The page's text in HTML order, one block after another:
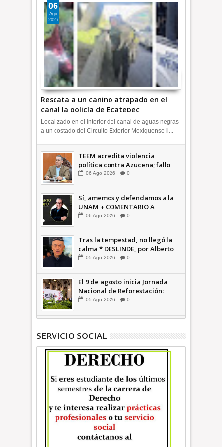
Rescata a un canino atrapado en el
canal la policía de Ecatepec
INFORMATIVA
06
Ago
2026
Localizado en el interior del canal de aguas negras
a un costado del Circuito Exterior Mexiquense ll...
TEEM acredita violencia
política contra Azucena; fallo
confirma guerra sucia: Octavio
06 Ago 2026 0
Sí, amemos y defendamos a la
UNAM + COMENTARIO A
TIEMPO
06 Ago 2026 0
Tras la tempestad, no llegó la
calma * DESLINDE, por Alberto
Witvrun OPINIÓN
05 Ago 2026 0
El 9 de agosto inicia Jornada
Nacional de Reforestación:
presidenta Sheinbaum +Video
05 Ago 2026 0
SERVICIO SOCIAL